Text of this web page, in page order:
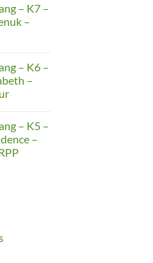
– K7 –
–
– K6 –
–
– K5 –
–